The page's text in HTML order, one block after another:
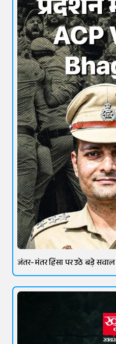
जंतर-मंतर हिंसा पर उठे बड़े सवाल